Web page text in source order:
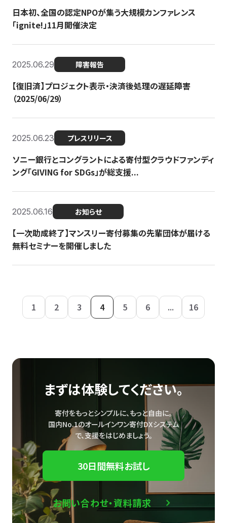
日本初、全国の認定NPOが集う大規模カンファレンス
「ignite!」11月開催決定
2025.06.29 障害報告
【復旧済】プロジェクト表示・決済後処理の遅延障害
（2025/06/29）
2025.06.23 プレスリリース
ソニー銀行とコングラントによる寄付型クラウドファンディ
ング「GIVING for SDGs」が総支援...
2025.06.16 お知らせ
【一次助成終了】マンスリー寄付募集の先輩団体が届ける
無料セミナーを開催しました
1 2 3 4 5 6 ... 16
まずは体験してください。
寄付をもっとシンプルに、もっと自由に。
国内No.1のオールインワン寄付DXシステム
で、支援をはじめましょう。
30日間無料お試し
お問い合わせ・資料請求